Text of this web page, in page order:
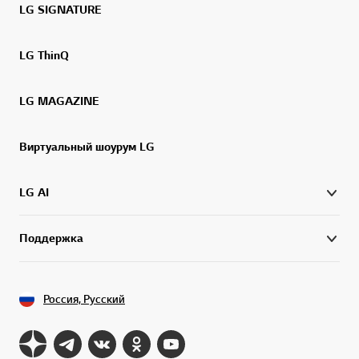
LG SIGNATURE
LG ThinQ
LG MAGAZINE
Виртуальный шоурум LG
LG AI
Поддержка
Россия, Русский